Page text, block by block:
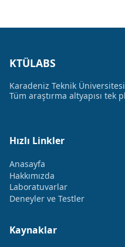
KTÜLABS
Karadeniz Teknik
Tüm araştırma altyapısı tek
Hızlı Linkler
Anasayfa
Hakkımızda
Laboratuvarlar
Deneyler ve Testler
Kaynaklar